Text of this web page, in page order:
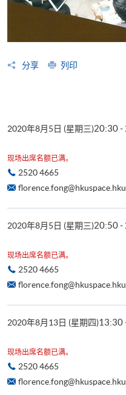
分享 列印
2020年8月5日 (星期三)20:30 -
现场出席名额已满。
2520 4665
2020年8月5日 (星期三)20:50 -
现场出席名额已满。
2520 4665
2020年8月13日 (星期四)13:30
现场出席名额已满。
2520 4665